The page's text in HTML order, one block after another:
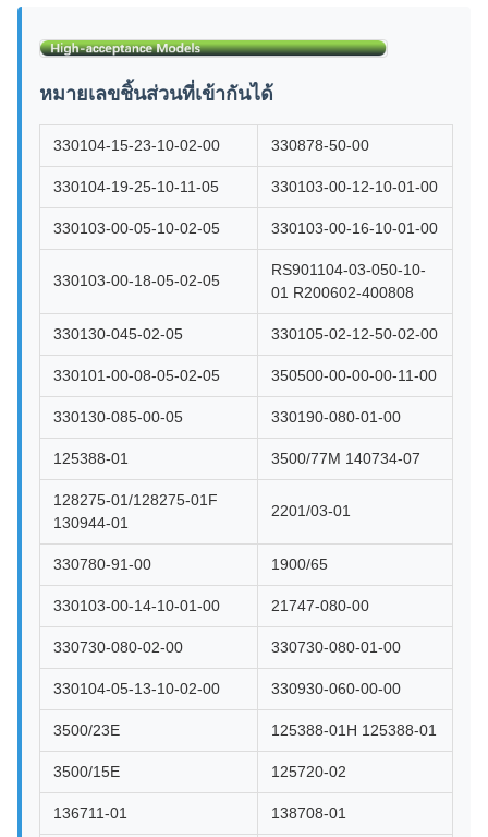
หมายเลขชิ้นส่วนที่เข้ากันได้
330104-15-23-10-02-00 330878-50-00
330104-19-25-10-11-05 330103-00-12-10-01-00
330103-00-05-10-02-05 330103-00-16-10-01-00
330103-00-18-05-02-05
RS901104-03-050-10-
01 R200602-400808
330130-045-02-05 330105-02-12-50-02-00
330101-00-08-05-02-05 350500-00-00-00-11-00
330130-085-00-05 330190-080-01-00
125388-01 3500/77M 140734-07
128275-01/128275-01F
130944-01
2201/03-01
330780-91-00 1900/65
330103-00-14-10-01-00 21747-080-00
330730-080-02-00 330730-080-01-00
330104-05-13-10-02-00 330930-060-00-00
3500/23E 125388-01H 125388-01
3500/15E 125720-02
136711-01 138708-01